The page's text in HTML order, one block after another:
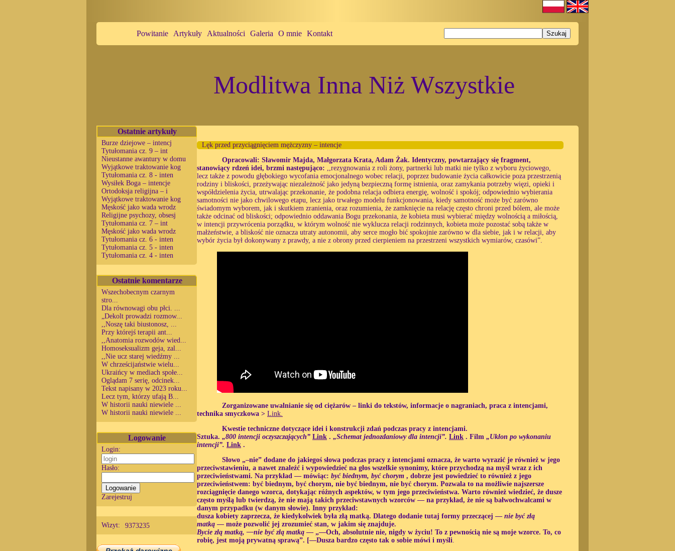
Powitanie Artykuły Aktualności Galeria O mnie Kontakt
Modlitwa Inna Niż Wszystkie
Ostatnie artykuły
Burze dziejowe – intencj
Tytułomania cz. 9 – int
Nieustanne awantury w domu
Wyjątkowe traktowanie kog
Tytułomania cz. 8 - inten
Wysiłek Boga – intencje
Ortodoksja religijna – i
Wyjątkowe traktowanie kog
Męskość jako wada wrodz
Religijne psychozy, obsesj
Tytułomania cz. 7 – int
Męskość jako wada wrodz
Tytułomania cz. 6 - inten
Tytułomania cz. 5 - inten
Tytułomania cz. 4 - inten
Ostatnie komentarze
Wszechobecnym czarnym
stro...
Dla równowagi obu płci. ...
„Dekolt prowadzi rozmow...
,,Noszę taki biustonosz, ...
Przy którejś terapii ant...
,,Anatomia rozwodów wied...
Homoseksualizm geja, zal...
,,Nie ucz starej wiedźmy ...
W chrześcijaństwie wielu...
Ukraińcy w mediach społe...
Oglądam 7 serię, odcinek...
Tekst napisany w 2023 roku...
Lecz tym, którzy ufają B...
W historii nauki niewiele ...
W historii nauki niewiele ...
Logowanie
Login:
Hasło:
Zarejestruj
Wizyt: 9373235
Lęk przed przyciągnięciem mężczyzny – intencje
Opracowali: Sławomir Majda, Małgorzata Krata, Adam Żak. Identyczny, powtarzający się fragment,
stanowiący rdzeń idei, brzmi następująco: ,,rezygnowania z roli żony, partnerki lub matki nie tylko z wyboru życiowego,
lecz także z powodu głębokiego wycofania emocjonalnego wobec relacji, poprzez budowanie życia całkowicie poza przestrzenią
rodziny i bliskości, przeżywając niezależność jako jedyną bezpieczną formę istnienia, oraz zamykania potrzeby więzi, opieki i
współdzielenia życia, utrwalając przekonanie, że podobna relacja odbiera energię, wolność i spokój; odpowiednio wybierania
samotności nie jako chwilowego etapu, lecz jako trwałego modelu funkcjonowania, kiedy samotność może być zarówno
świadomym wyborem, jak i skutkiem zranienia, oraz rozumienia, że zamknięcie na relację często chroni przed bólem, ale może
także odcinać od bliskości; odpowiednio oddawania Bogu przekonania, że kobieta musi wybierać między wolnością a miłością,
w intencji przywrócenia porządku, w którym wolność nie wyklucza relacji rodzinnych, kobieta może pozostać sobą także w
małżeństwie, a bliskość nie oznacza utraty autonomii, aby serce mogło bić spokojnie zarówno w dla siebie, jak i w relacji, aby
wybór życia był dokonywany z prawdy, a nie z obrony przed cierpieniem na przestrzeni wszystkich wymiarów, czasówi”.
Zorganizowane uwalnianie się od ciężarów – linki do tekstów, informacje o nagraniach, praca z intencjami,
technika smyczkowa > Link.
Kwestie techniczne dotyczące idei i konstrukcji zdań podczas pracy z intencjami.
Sztuka. „800 intencji oczyszczających” Link . „Schemat jednozdaniowy dla intencji”. Link . Film „Ukłon po wykonaniu
intencji”. Link .
Słowo „–nie” dodane do jakiegoś słowa podczas pracy z intencjami oznacza, że ​​warto wyrazić je również w jego
przeciwstawieniu, a nawet znaleźć i wypowiedzieć na głos wszelkie synonimy, które przychodzą na myśl wraz z ich
przeciwieństwami. Na przykład — mówiąc: być biednym, być chorym , dobrze jest powiedzieć to również z jego
przeciwieństwem: być biednym, być chorym, nie być biednym, nie być chorym. Pozwala to na możliwie najszersze
rozciągnięcie danego wzorca, dotykając różnych aspektów, w tym jego przeciwieństwa. Warto również wiedzieć, że dusze
często myślą lub twierdzą, że nie mają takich przeciwstawnych wzorców — na przykład, że nie są bałwochwalcami w
danym przypadku (w danym słowie). Inny przykład:
dusza kobiety zaprzecza, że ​​kiedykolwiek była złą matką. Dlatego dodanie tutaj formy przeczącej — nie być złą
matką — może pozwolić jej zrozumieć stan, w jakim się znajduje.
Bycie złą matką, —nie być złą matką — „—Och, absolutnie nie, nigdy w życiu! To z pewnością nie są moje wzorce. To, co
robię, jest moją prywatną sprawą”. [—Dusza bardzo często tak o sobie mówi i myśli.